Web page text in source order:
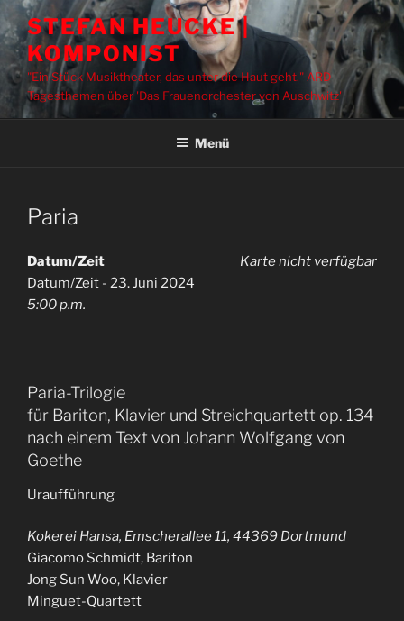
Zum
Inhalt
springen
STEFAN HEUCKE |
KOMPONIST
"Ein Stück Musiktheater, das unter die Haut geht." ARD
Tagesthemen über 'Das Frauenorchester von Auschwitz'
Menü
Paria
Karte nicht verfügbar
Datum/Zeit
Datum/Zeit - 23. Juni 2024
5:00 p.m.
Paria-Trilogie
für Bariton, Klavier und Streichquartett op. 134
nach einem Text von Johann Wolfgang von
Goethe
Uraufführung
Kokerei Hansa, Emscherallee 11, 44369 Dortmund
Giacomo Schmidt, Bariton
Jong Sun Woo, Klavier
Minguet-Quartett